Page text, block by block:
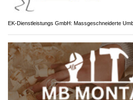
EK-Dienstleistungs GmbH: Massgeschneiderte